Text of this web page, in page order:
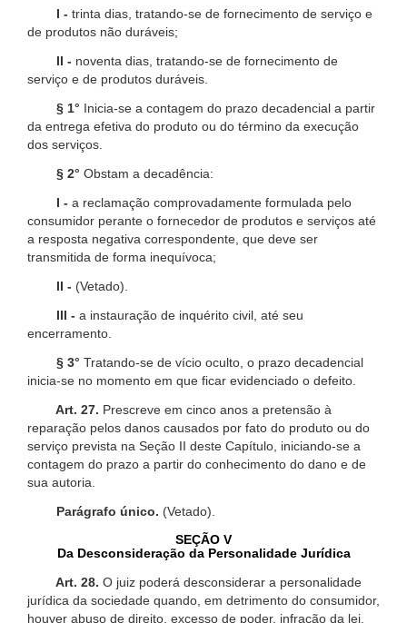
I - trinta dias, tratando-se de fornecimento de serviço e
de produtos não duráveis;
II - noventa dias, tratando-se de fornecimento de
serviço e de produtos duráveis.
§ 1° Inicia-se a contagem do prazo decadencial a partir
da entrega efetiva do produto ou do término da execução
dos serviços.
§ 2° Obstam a decadência:
I - a reclamação comprovadamente formulada pelo
consumidor perante o fornecedor de produtos e serviços até
a resposta negativa correspondente, que deve ser
transmitida de forma inequívoca;
II - (Vetado).
III - a instauração de inquérito civil, até seu
encerramento.
§ 3° Tratando-se de vício oculto, o prazo decadencial
inicia-se no momento em que ficar evidenciado o defeito.
Art. 27. Prescreve em cinco anos a pretensão à
reparação pelos danos causados por fato do produto ou do
serviço prevista na Seção II deste Capítulo, iniciando-se a
contagem do prazo a partir do conhecimento do dano e de
sua autoria.
Parágrafo único. (Vetado).
SEÇÃO V
Da Desconsideração da Personalidade Jurídica
Art. 28. O juiz poderá desconsiderar a personalidade
jurídica da sociedade quando, em detrimento do consumidor,
houver abuso de direito, excesso de poder, infração da lei,